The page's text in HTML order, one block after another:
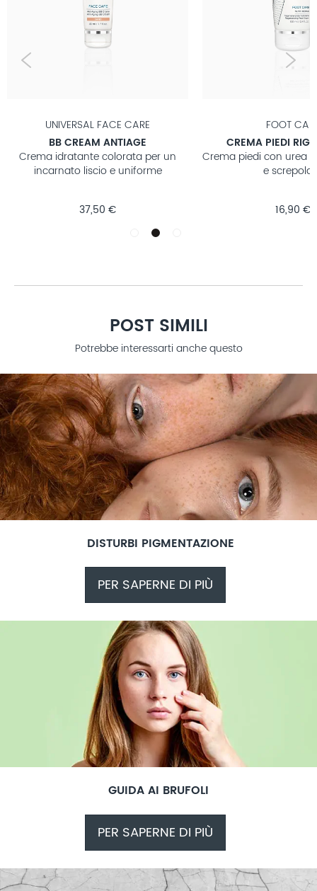
UNIVERSAL FACE CARE
BB CREAM ANTIAGE
Crema idratante colorata per un
incarnato liscio e uniforme
37,50 €
FOOT
CREMA PIEDI
Crema piedi con urea
e
16,90 €
POST SIMILI
Potrebbe interessarti anche questo
DISTURBI PIGMENTAZIONE
PER SAPERNE DI PIÙ
GUIDA AI BRUFOLI
PER SAPERNE DI PIÙ